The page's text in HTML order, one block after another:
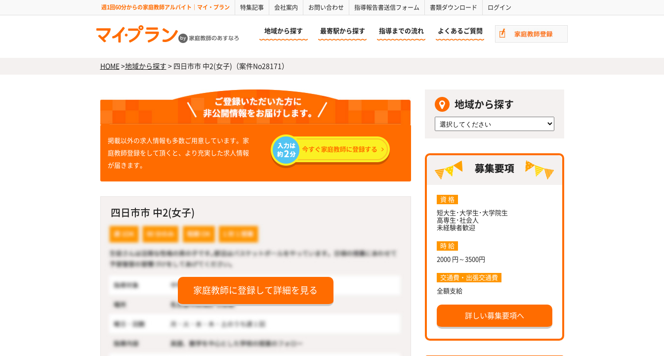
週1回60分からの家庭教師アルバイト｜マイ・プラン 特集記事 会社案内 お問い合わせ 指導報告書送信フォーム 書類ダウンロード ログイン
地域から探す 最寄駅から探す 指導までの流れ よくあるご質問
HOME>地域から探す >四日市市 中2(女子)（案件No28171）
掲載以外の求人情報も多数ご用意しています。家
庭教師登録をして頂くと、より充実した求人情報
が届きます。
四日市市 中2(女子)
家庭教師に登録して詳細を見る
地域から探す
資 格
短大生･大学生･大学院生
高専生･社会人
未経験者歓迎
時 給
2000 円～3500円
交通費・出張交通費
全額支給
詳しい募集要項へ